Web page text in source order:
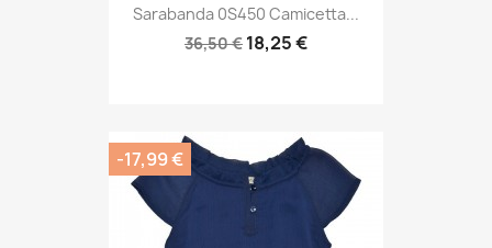
Sarabanda 0S450 Camicetta...
36,50 € 18,25 €
-17,99 €